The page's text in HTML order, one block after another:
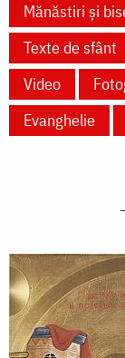
Mănăstiri și
Texte de sfânt
Video
Evanghelie